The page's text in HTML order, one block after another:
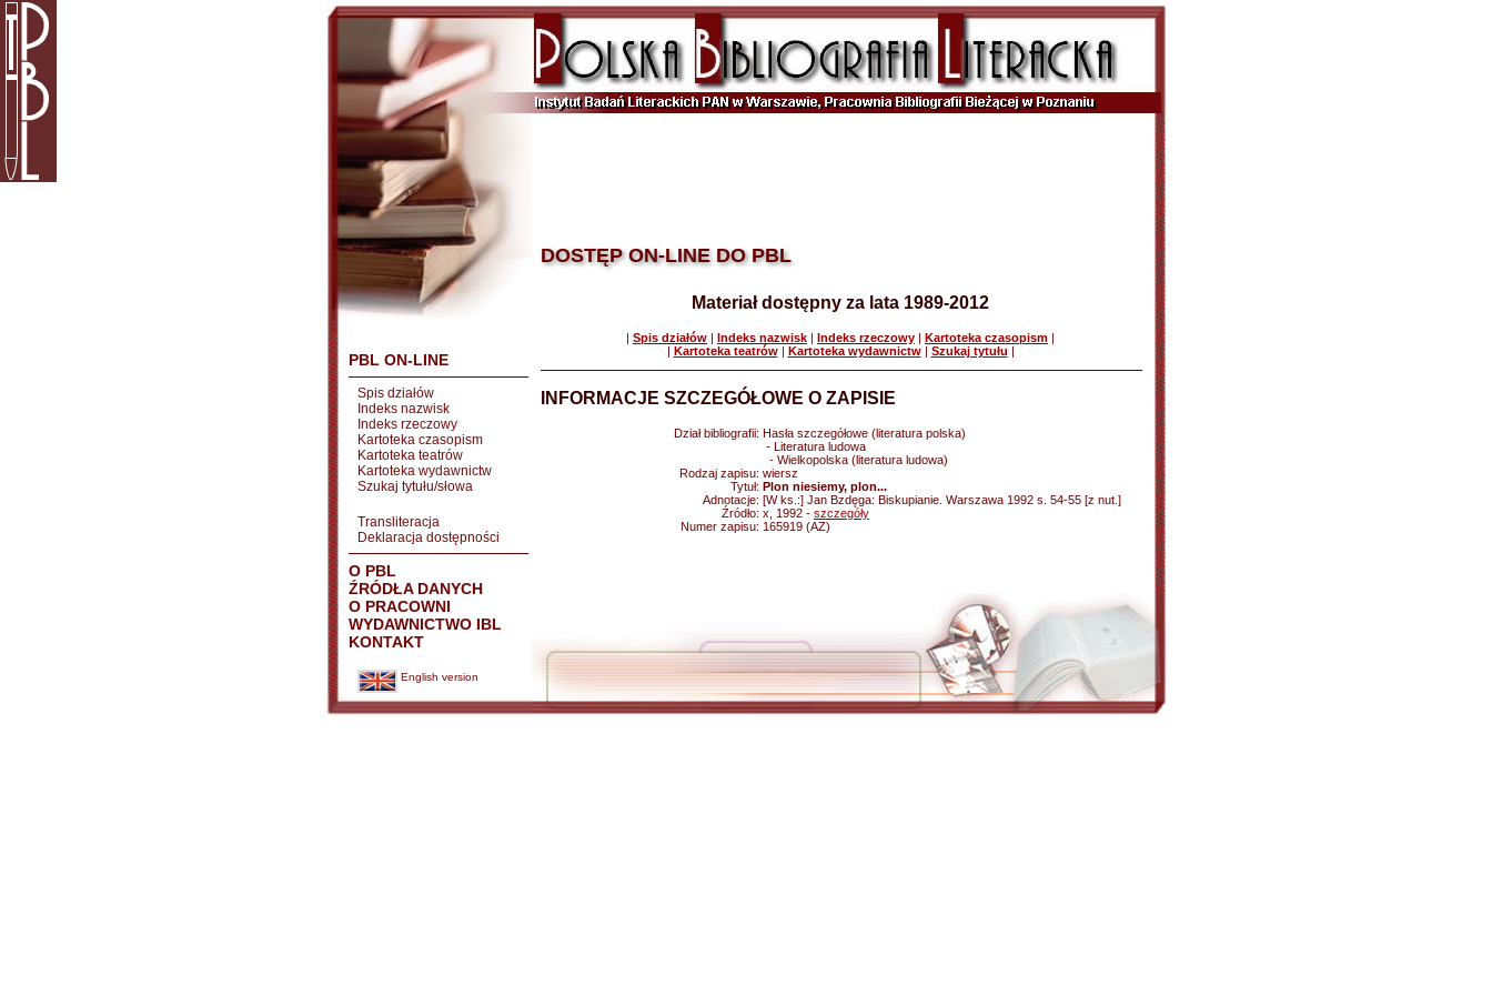
PBL ON-LINE
Spis działów
Indeks nazwisk
Indeks rzeczowy
Kartoteka czasopism
Kartoteka teatrów
Kartoteka wydawnictw
Szukaj tytułu/słowa
Transliteracja
Deklaracja dostępności
O PBL
ŹRÓDŁA DANYCH
O PRACOWNI
WYDAWNICTWO IBL
KONTAKT
English version
DOSTĘP ON-LINE DO PBL
Materiał dostępny za lata 1989-2012
| Spis działów | Indeks nazwisk | Indeks rzeczowy | Kartoteka czasopism |
| Kartoteka teatrów| Kartoteka wydawnictw| Szukaj tytułu |
INFORMACJE SZCZEGÓŁOWE O ZAPISIE
Dział bibliografii: Hasła szczegółowe (literatura polska)
- Literatura ludowa
- Wielkopolska (literatura ludowa)
Rodzaj zapisu: wiersz
Tytuł: Plon niesiemy, plon...
Adnotacje: [W ks.:] Jan Bzdęga: Biskupianie. Warszawa 1992 s. 54-55 [z nut.]
Źródło: x, 1992 - szczegóły
Numer zapisu: 165919 (AZ)